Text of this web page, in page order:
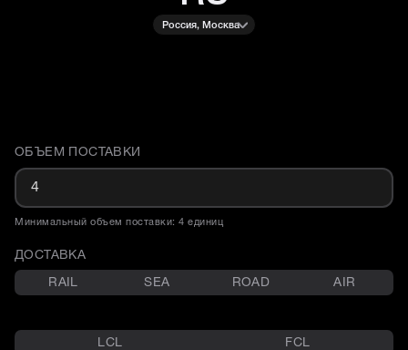
Россия, Москва
Доставка и объем поставки
ОБЪЕМ ПОСТАВКИ
Минимальный объем поставки: 4 единиц
ДОСТАВКА
RAIL SEA ROAD AIR
LCL FCL